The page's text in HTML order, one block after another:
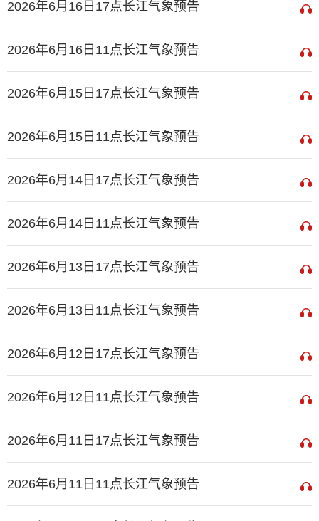
2026年6月16日17点长江气象预告
2026年6月16日11点长江气象预告
2026年6月15日17点长江气象预告
2026年6月15日11点长江气象预告
2026年6月14日17点长江气象预告
2026年6月14日11点长江气象预告
2026年6月13日17点长江气象预告
2026年6月13日11点长江气象预告
2026年6月12日17点长江气象预告
2026年6月12日11点长江气象预告
2026年6月11日17点长江气象预告
2026年6月11日11点长江气象预告